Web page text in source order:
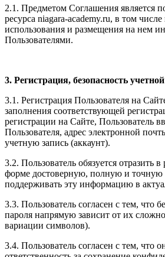
2.1. Предметом Соглашения является
ресурса niagara-academy.ru, в том
использования и размещения на нем
Пользователями.
3. Регистрация, безопасность
3.1. Регистрация Пользователя на
заполнения соответствующей
регистрации на Сайте, Пользователь
Пользователя, адрес электронной
учетную запись (аккаунт).
3.2. Пользователь обязуется отразить
форме достоверную, полную и
поддерживать эту информацию в
3.3. Пользователь согласен с тем, что
пароля напрямую зависит от их
вариации символов).
3.4. Пользователь согласен с тем, что